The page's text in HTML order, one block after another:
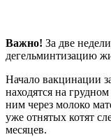
Важно! За две
дегельминтизацию
Начало вакцинации
находятся на
ним через молоко
уже отнятых котят
месяцев.